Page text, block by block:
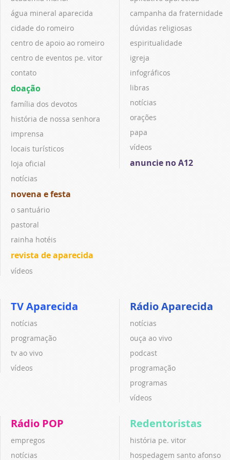
água mineral aparecida
cidade do romeiro
centro de apoio ao romeiro
centro de eventos pe. vitor
contato
doação
família dos devotos
história de nossa senhora
imprensa
locais turísticos
loja oficial
notícias
novena e festa
o santuário
pastoral
rainha hotéis
revista de aparecida
vídeos
campanha da fraternidade
dúvidas religiosas
espiritualidade
igreja
infográficos
libras
notícias
orações
papa
vídeos
anuncie no A12
TV Aparecida
notícias
programação
tv ao vivo
vídeos
Rádio Aparecida
notícias
ouça ao vivo
podcast
programação
programas
vídeos
Rádio POP
empregos
notícias
Redentoristas
história pe. vitor
hospedagem santo afonso